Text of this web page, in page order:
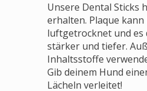
Unsere Dental Sticks
erhalten. Plaque
luftgetrocknet und es
stärker und tiefer.
Inhaltsstoffe
Gib deinem Hund
Lächeln verleitet!